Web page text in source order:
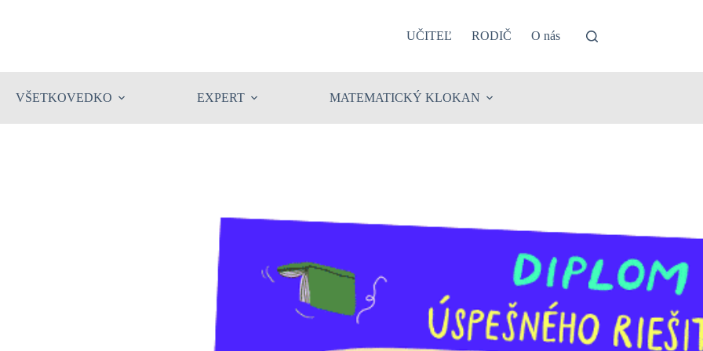
UČITEĽ RODIČ O nás
VŠETKOVEDKO EXPERT MATEMATICKÝ KLOKAN